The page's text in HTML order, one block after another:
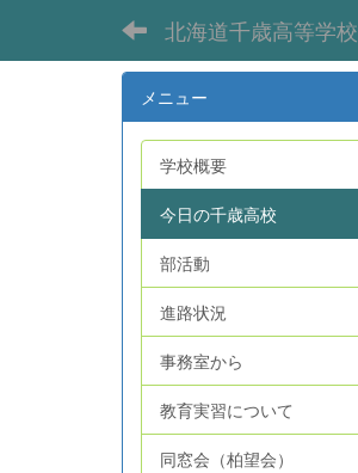
北海道千歳高等学校
メニュー
学校概要
今日の千歳高校
部活動
進路状況
事務室から
教育実習について
同窓会（柏望会）